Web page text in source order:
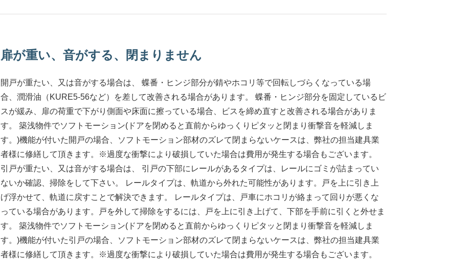
扉が重い、音がする、閉まりません
開戸が重たい、又は音がする場合は、 蝶番・ヒンジ部分が錆やホコリ等で回転しづらくなっている場
合、潤滑油（KURE5-56など）を差して改善される場合があります。 蝶番・ヒンジ部分を固定しているビ
スが緩み、扉の荷重で下がり側面や床面に擦っている場合、ビスを締め直すと改善される場合がありま
す。 築浅物件でソフトモーション(ドアを閉めると直前からゆっくりピタッと閉まり衝撃音を軽減しま
す。)機能が付いた開戸の場合、ソフトモーション部材のズレて閉まらないケースは、弊社の担当建具業
者様に修繕して頂きます。※過度な衝撃により破損していた場合は費用が発生する場合もございます。
引戸が重たい、又は音がする場合は、 引戸の下部にレールがあるタイプは、レールにゴミが詰まってい
ないか確認、掃除をして下さい。 レールタイプは、軌道から外れた可能性があります。戸を上に引き上
げ浮かせて、軌道に戻すことで解決できます。 レールタイプは、戸車にホコリが絡まって回りが悪くな
っている場合があります。戸を外して掃除をするには、戸を上に引き上げて、下部を手前に引くと外せま
す。 築浅物件でソフトモーション(ドアを閉めると直前からゆっくりピタッと閉まり衝撃音を軽減しま
す。)機能が付いた引戸の場合、ソフトモーション部材のズレて閉まらないケースは、弊社の担当建具業
者様に修繕して頂きます。※過度な衝撃により破損していた場合は費用が発生する場合もございます。